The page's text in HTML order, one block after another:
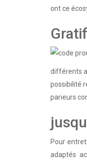
ont ce
différents
possibilité
parieurs
Pour
adaptés